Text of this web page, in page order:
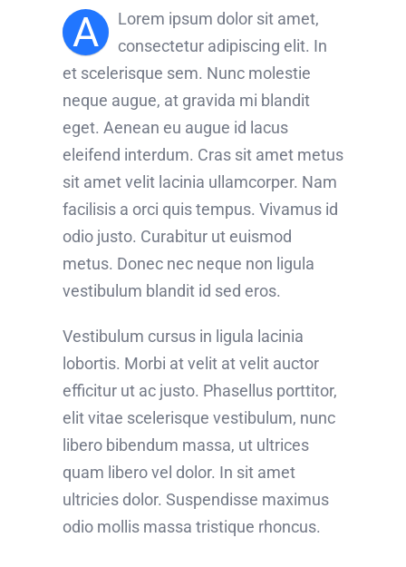
A
Lorem ipsum dolor sit amet,
consectetur adipiscing elit. In
et scelerisque sem. Nunc molestie
neque augue, at gravida mi blandit
eget. Aenean eu augue id lacus
eleifend interdum. Cras sit amet metus
sit amet velit lacinia ullamcorper. Nam
facilisis a orci quis tempus. Vivamus id
odio justo. Curabitur ut euismod
metus. Donec nec neque non ligula
vestibulum blandit id sed eros.
Vestibulum cursus in ligula lacinia
lobortis. Morbi at velit at velit auctor
efficitur ut ac justo. Phasellus porttitor,
elit vitae scelerisque vestibulum, nunc
libero bibendum massa, ut ultrices
quam libero vel dolor. In sit amet
ultricies dolor. Suspendisse maximus
odio mollis massa tristique rhoncus.